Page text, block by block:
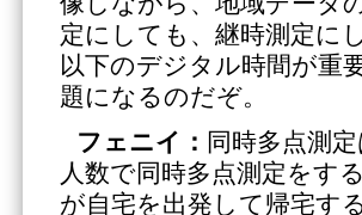
定にしても、継時測定に
以下のデジタル時間が重
題になるのだぞ。
フェニイ： 同時多点測
人数で同時多点測定をす
が自宅を出発して帰宅す